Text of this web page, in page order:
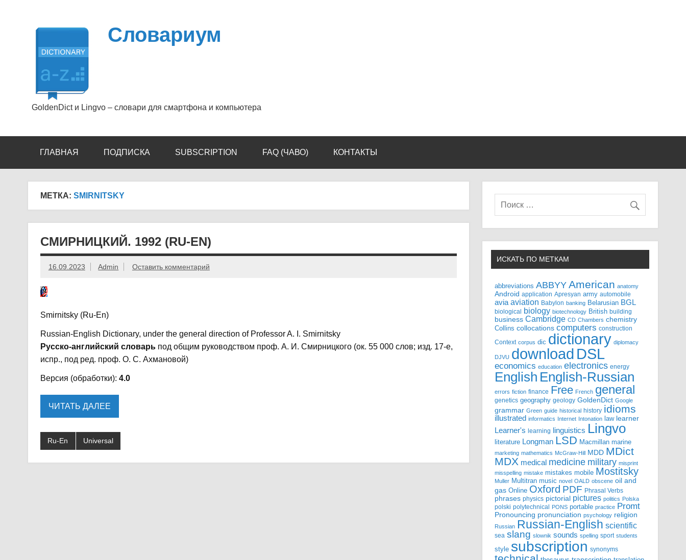
Словариум
GoldenDict и Lingvo – словари для смартфона и компьютера
ГЛАВНАЯ ПОДПИСКА SUBSCRIPTION FAQ (ЧАВО) КОНТАКТЫ
МЕТКА: SMIRNITSKY
СМИРНИЦКИЙ. 1992 (RU-EN)
16.09.2023 Admin Оставить комментарий
Smirnitsky (Ru-En)
Russian-English Dictionary, under the general direction of Professor A. I. Smirnitsky
Русско-английский словарьпод общим руководством проф. А. И. Смирницкого (ок. 55 000 слов; изд. 17-е,
испр., под ред. проф. О. С. Ахмановой)
Версия (обработки): 4.0
ЧИТАТЬ ДАЛЕЕ
Ru-En Universal
ИСКАТЬ ПО МЕТКАМ
abbreviations ABBYY American anatomy
Android application Apresyan army automobile
avia aviation Babylon banking Belarusian BGL
biological biology biotechnology British building
business Cambridge CD Chambers chemistry
Collins collocations computers construction
Context corpus dic dictionary diplomacy
DJVU download DSL
economics education electronics energy
English English-Russian
errors fiction finance Free French general
genetics geography geology GoldenDict Google
grammar Green guide historical history idioms
illustrated informatics Internet Intonation law learner
Learner's learning linguistics Lingvo
literature Longman LSD Macmillan marine
marketing mathematics McGraw-Hill MDD MDict
MDX medical medicine military misprint
misspelling mistake mistakes mobile Mostitsky
Muller Multitran music novel OALD obscene oil and
gas Online Oxford PDF Phrasal Verbs
phrases physics pictorial pictures politics Polska
polski polytechnical PONS portable practice Promt
Pronouncing pronunciation psychology religion
Russian Russian-English scientific
sea slang slownik sounds spelling sport students
style subscription synonyms